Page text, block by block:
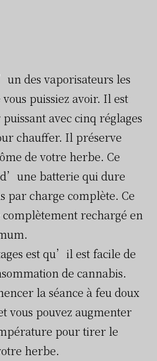
des vaporisateurs les
puissiez avoir. Il est
avec cinq réglages
chauffer. Il préserve
de votre herbe. Ce
batterie qui dure
par charge complète. Ce
rechargé en
est qu’il est facile de
de cannabis.
la séance à feu doux
vous pouvez augmenter
pour tirer le
herbe.